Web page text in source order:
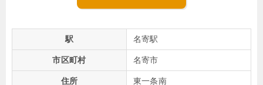
駅 名寄駅
市区町村 名寄市
住所 東一条南